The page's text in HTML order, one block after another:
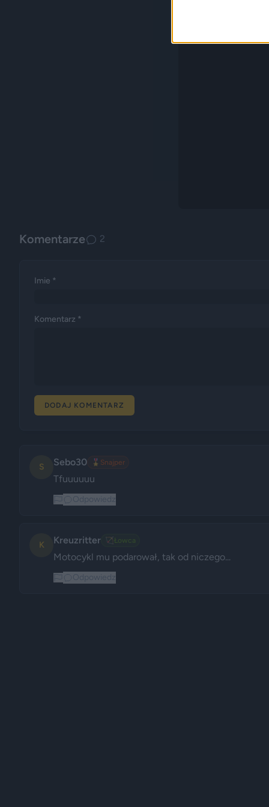
Komentarze 2
Imie *
Komentarz *
DODAJ KOMENTARZ
S Sebo30 🎖️ Snajper
Tfuuuuuu
K Kreuzritter 🏹 Łowca
Motocykl mu podarował, tak od niczego...